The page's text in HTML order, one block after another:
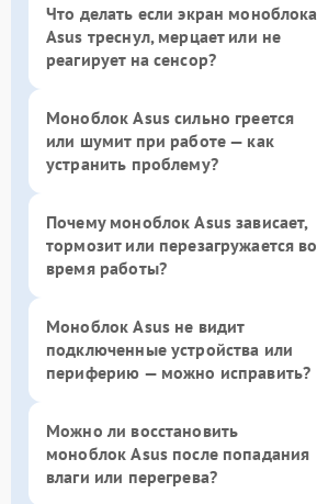
Что делать если экран моноблока
Asus треснул, мерцает или не
реагирует на сенсор?
Моноблок Asus сильно греется
или шумит при работе — как
устранить проблему?
Почему моноблок Asus зависает,
тормозит или перезагружается во
время работы?
Моноблок Asus не видит
подключенные устройства или
периферию — можно исправить?
Можно ли восстановить
моноблок Asus после попадания
влаги или перегрева?